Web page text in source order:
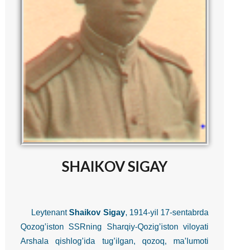
SHAIKOV SIGAY
LeytenantShaikov Sigay, 1914-yil 17-sentabrda
Qozog’iston SSRning Sharqiy-Qozig’iston viloyati
Arshala qishlog’ida tug’ilgan, qozoq, ma’lumoti